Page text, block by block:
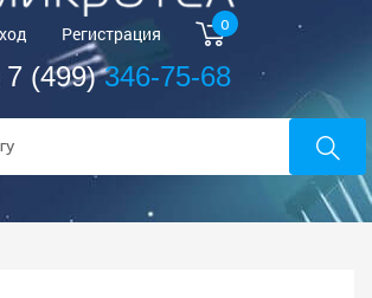
Регистрация 0
7 (499)346-75-68